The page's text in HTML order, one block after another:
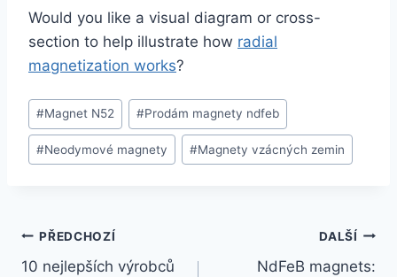
Would you like a visual diagram or cross-
section to help illustrate how radial
magnetization works?
#Magnet N52 #Prodám magnety ndfeb
#Neodymové magnety #Magnety vzácných zemin
PŘEDCHOZÍ
10 nejlepších výrobců
DALŠÍ
NdFeB magnets: